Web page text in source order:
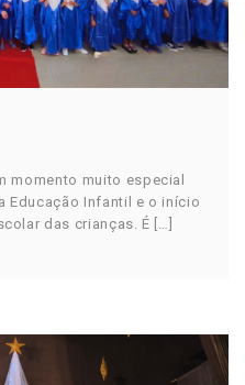
momento muito especial
Educação Infantil e o início
das crianças. É […]